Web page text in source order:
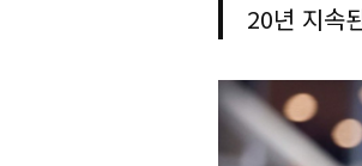
20년 지속